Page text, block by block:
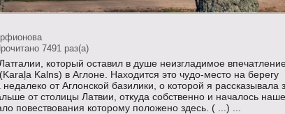
7491 раз(a)
который оставил в душе неизгладимое
Kalns) в Аглоне. Находится это чудо-место на берегу
от Аглонской базилики, о которой я рассказывала
от столицы Латвии, откуда собственно и началось
повествования которому положено здесь. ( ...) ...